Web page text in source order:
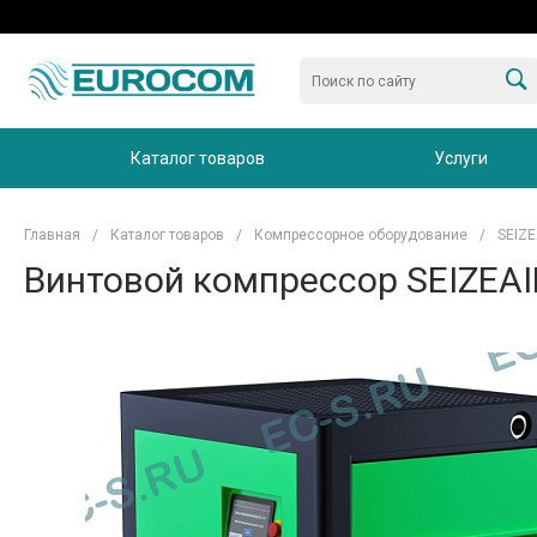
Каталог товаров Услуги
Главная / Каталог товаров / Компрессорное оборудование /
Винтовой компрессор